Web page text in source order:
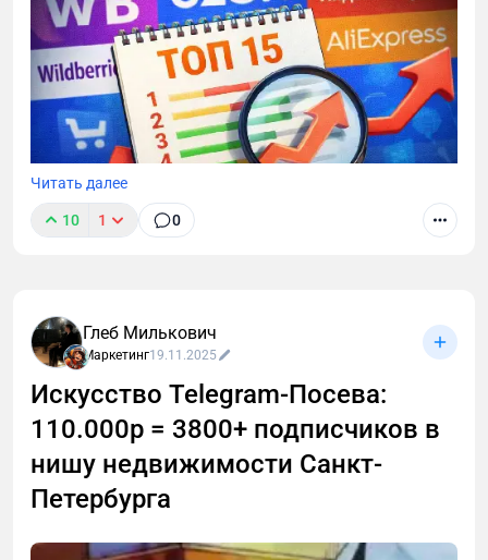
Читать далее
10 1 0
Глеб Милькович
Маркетинг19.11.2025
Искусство Telegram-Посева:
110.000р = 3800+ подписчиков в
нишу недвижимости Санкт-
Петербурга